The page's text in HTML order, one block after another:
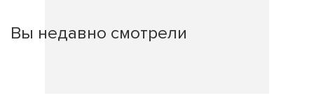
Вы недавно смотрели